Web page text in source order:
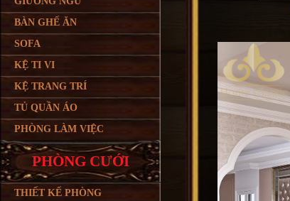
BÀN GHẾ ĂN
SOFA
KỆ TI VI
KỆ TRANG TRÍ
TỦ QUẦN ÁO
PHÒNG LÀM VIỆC
PHÒNG CƯỚI
THIẾT KẾ PHÒNG